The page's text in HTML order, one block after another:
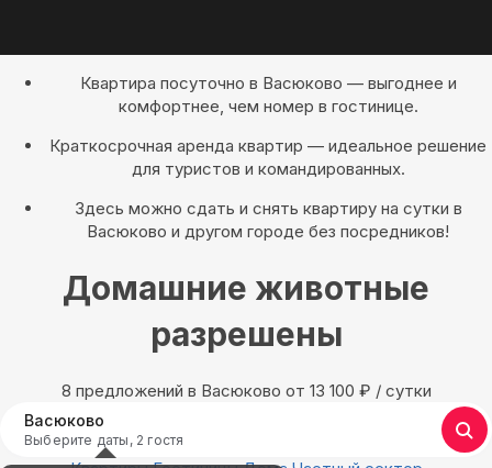
Квартира посуточно в Васюково — выгоднее и
комфортнее, чем номер в гостинице.
Краткосрочная аренда квартир — идеальное решение
для туристов и командированных.
Здесь можно сдать и снять квартиру на сутки в
Васюково и другом городе без посредников!
Домашние животные
разрешены
8 предложений в Васюково oт 13 100 ₽ / сутки
Васюково
Выберите даты, 2 гостя